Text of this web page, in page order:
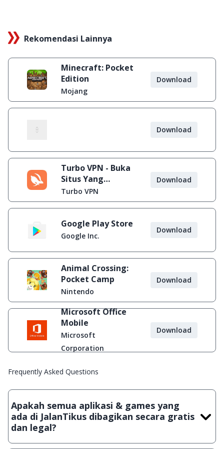
Rekomendasi Lainnya
Minecraft: Pocket
Edition
Mojang
Download
Download
Turbo VPN - Buka
Situs Yang
Diblokir
Turbo VPN
Download
Google Play Store
Google Inc.
Download
Animal Crossing:
Pocket Camp
Nintendo
Download
Microsoft Office
Mobile
Microsoft
Corporation
Download
Frequently Asked Questions
Apakah semua aplikasi & games yang
ada di JalanTikus dibagikan secara gratis
dan legal?
Ya, JalanTikus hanya membagikan aplikasi & games yang